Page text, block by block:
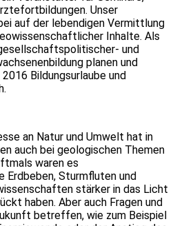
Unser
auf der lebendigen Vermittlung
Inhalte. Als
und
planen und
Bildungsurlaube und
an Natur und Umwelt hat in
auch bei geologischen Themen
waren es
Erdbeben, Sturmfluten und
stärker in das Licht
haben. Aber auch Fragen und
betreffen, wie zum Beispiel